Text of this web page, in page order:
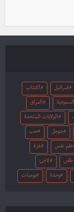
اسرائيل اكتئاب
السعودية العراق
الولايات المتحدة
جوجل حب
علم نفس غزة
لاجئ
وحدة يوميات